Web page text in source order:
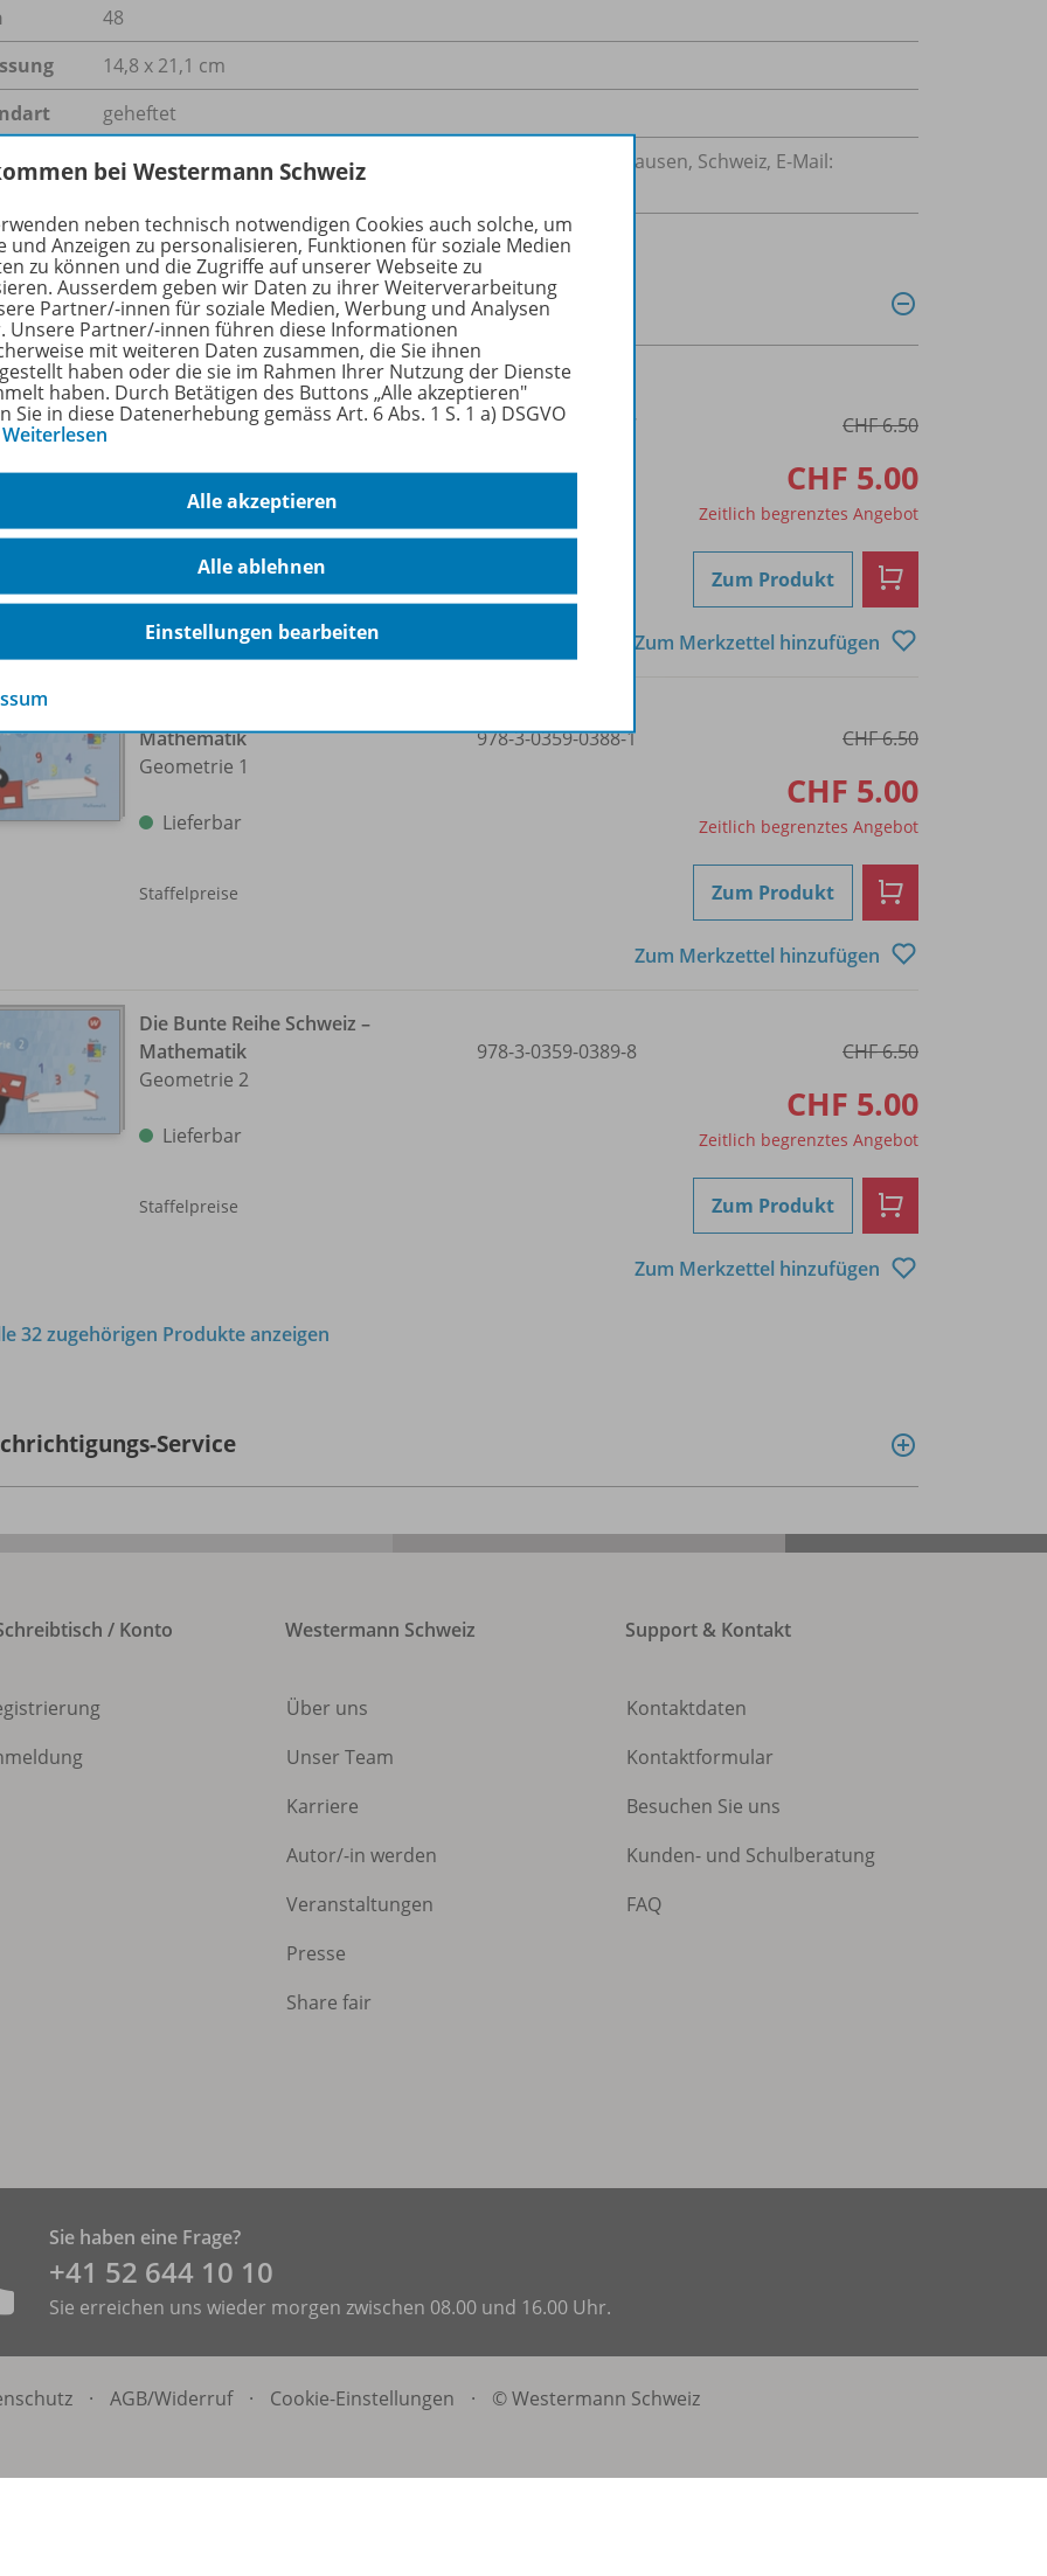
48
14,8 x 21,1 cm
geheftet
Westermann Schweiz AG, Breitwiesenstrasse 9, 8207 Schaffhausen, Schweiz, E-Mail:
Produkte
Die Bunte Reihe Schweiz –
Mathematik
Lieferbar
Staffelpreise
978-3-0359-0386-7 CHF 6.50
CHF 5.00
Zeitlich begrenztes Angebot
Zum Produkt
Zum Merkzettel hinzufügen
Mathematik
Geometrie 1
Lieferbar
Staffelpreise
978-3-0359-0388-1 CHF 6.50
CHF 5.00
Zeitlich begrenztes Angebot
Zum Produkt
Zum Merkzettel hinzufügen
Die Bunte Reihe Schweiz –
Mathematik
Geometrie 2
Lieferbar
Staffelpreise
978-3-0359-0389-8 CHF 6.50
CHF 5.00
Zeitlich begrenztes Angebot
Zum Produkt
Zum Merkzettel hinzufügen
32 zugehörigen Produkte anzeigen
Service
/ Konto Westermann Schweiz
Über uns
Unser Team
Karriere
Autor/-in werden
Veranstaltungen
Presse
Share fair
Support & Kontakt
Kontaktdaten
Kontaktformular
Besuchen Sie uns
Kunden- und Schulberatung
FAQ
Sie haben eine Frage?
+41 52 644 10 10
Sie erreichen uns wieder morgen zwischen 08.00 und 16.00 Uhr.
· AGB/Widerruf · Cookie-Einstellungen · © Westermann Schweiz
bei Westermann Schweiz
neben technisch notwendigen Cookies auch solche, um
und Anzeigen zu personalisieren, Funktionen für soziale Medien
zu können und die Zugriffe auf unserer Webseite zu
Ausserdem geben wir Daten zu ihrer Weiterverarbeitung
Partner/-innen für soziale Medien, Werbung und Analysen
Unsere Partner/-innen führen diese Informationen
mit weiteren Daten zusammen, die Sie ihnen
haben oder die sie im Rahmen Ihrer Nutzung der Dienste
haben. Durch Betätigen des Buttons „Alle akzeptieren"
Sie in diese Datenerhebung gemäss Art. 6 Abs. 1 S. 1 a) DSGVO
Weiterlesen
Alle akzeptieren
Alle ablehnen
Einstellungen bearbeiten